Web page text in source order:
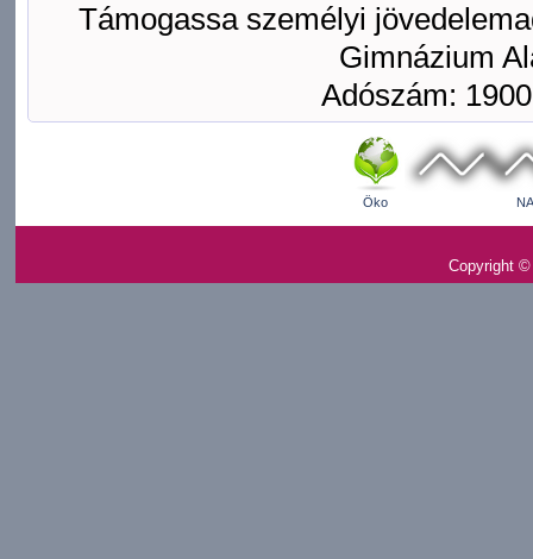
Támogassa személyi
Gimnázium
Adószám:
Öko
Copyright